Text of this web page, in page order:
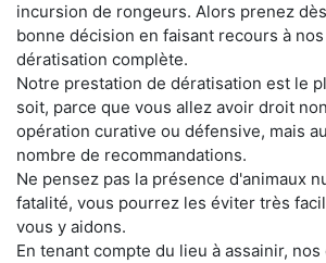
incursion de rongeurs. Alors prenez
bonne décision en faisant recours à
dératisation complète.
Notre prestation de dératisation est le
soit, parce que vous allez avoir droit
opération curative ou défensive, mais
nombre de recommandations.
Ne pensez pas la présence d'animaux
fatalité, vous pourrez les éviter très
vous y aidons.
En tenant compte du lieu à assainir,